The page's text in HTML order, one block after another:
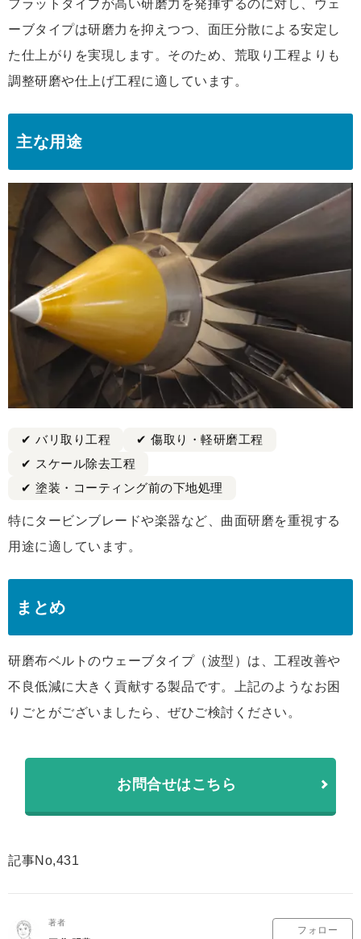
フラットタイプが高い研磨力を発揮するのに対し、ウェ
ーブタイプは研磨力を抑えつつ、面圧分散による安定し
た仕上がりを実現します。そのため、荒取り工程よりも
調整研磨や仕上げ工程に適しています。
主な用途
✔ バリ取り工程
✔ 傷取り・軽研磨工程
✔ スケール除去工程
✔ 塗装・コーティング前の下地処理
特にタービンブレードや楽器など、曲面研磨を重視する
用途に適しています。
まとめ
研磨布ベルトのウェーブタイプ（波型）は、工程改善や
不良低減に大きく貢献する製品です。上記のようなお困
りごとがございましたら、ぜひご検討ください。
お問合せはこちら
記事No,431
著者
フォロー